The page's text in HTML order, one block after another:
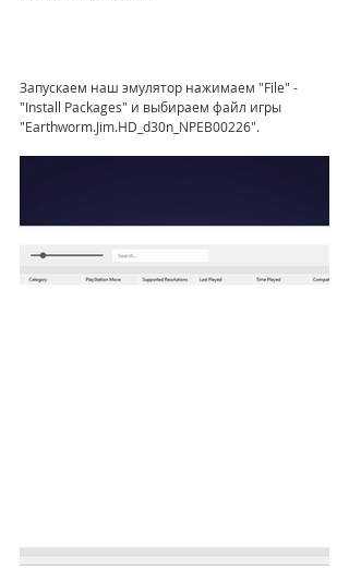
Запускаем наш эмулятор нажимаем "File" -
"Install Packages" и выбираем файл игры
"Earthworm.Jim.HD_d30n_NPEB00226".